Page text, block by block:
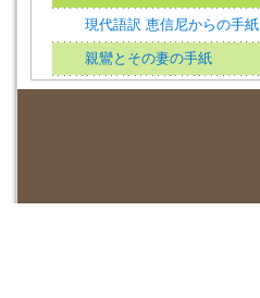
現代語訳 恵信尼からの手紙
親鸞とその妻の手紙